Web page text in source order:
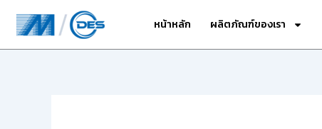
content
หน้าหลัก ผลิตภัณฑ์ของเรา